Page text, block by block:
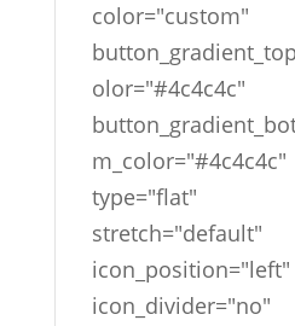
color="custom"
olor="#4c4c4c"
m_color="#4c4c4c"
type="flat"
stretch="default"
icon_position="left"
icon_divider="no"